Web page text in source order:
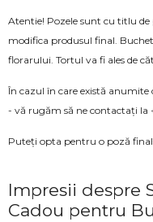
Atentie! Pozele sunt cu titlu
modifica produsul final.
florarului. Tortul va fi ales de
În cazul în care există
- vă rugăm să ne contactați la
Puteți opta pentru o poză
Impresii despre
Cadou pentru